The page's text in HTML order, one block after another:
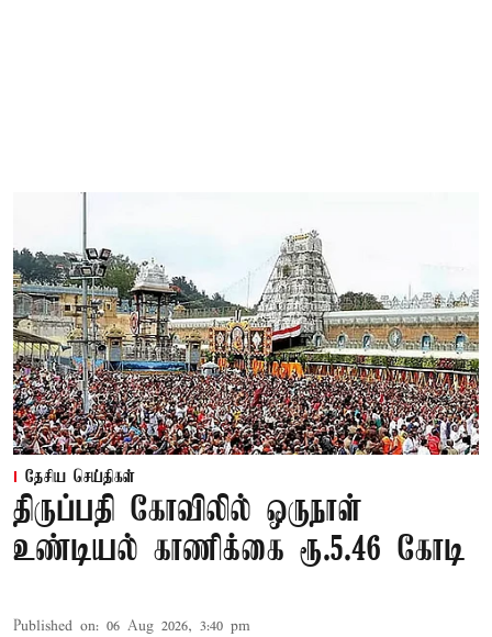
தேசிய செய்திகள்
திருப்பதி கோவிலில் ஒருநாள்
உண்டியல் காணிக்கை ரூ.5.46 கோடி
Published on: 06 Aug 2026, 3:40 pm